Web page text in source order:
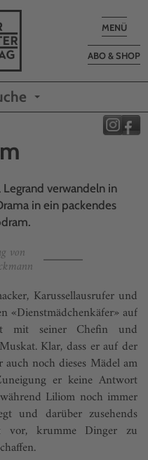
Toggle
MENÜ
ABO & SHOP
verwandeln in
in ein packendes
von
Karussellausrufer und
«Dienstmädchenkäfer» auf
mit seiner Chefin und
Klar, dass er auf der
noch dieses Mädel am
er keine Antwort
Liliom noch immer
und darüber zusehends
vor, krumme Dinger zu